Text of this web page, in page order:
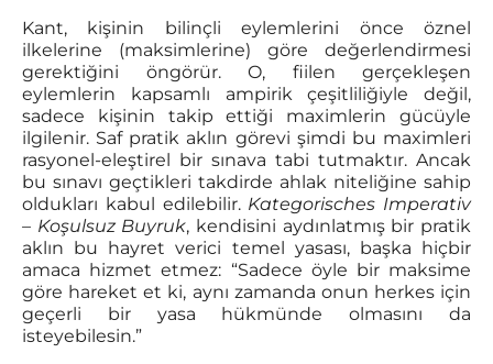
Kant, kişinin bilinçli eylemlerini önce öznel
ilkelerine (maksimlerine) göre değerlendirmesi
gerektiğini öngörür. O, fiilen gerçekleşen
eylemlerin kapsamlı ampirik çeşitliliğiyle değil,
sadece kişinin takip ettiği maximlerin gücüyle
ilgilenir. Saf pratik aklın görevi şimdi bu maximleri
rasyonel-eleştirel bir sınava tabi tutmaktır. Ancak
bu sınavı geçtikleri takdirde ahlak niteliğine sahip
oldukları kabul edilebilir. Kategorisches Imperativ
– Koşulsuz Buyruk, kendisini aydınlatmış bir pratik
aklın bu hayret verici temel yasası, başka hiçbir
amaca hizmet etmez: “Sadece öyle bir maksime
göre hareket et ki, aynı zamanda onun herkes için
geçerli bir yasa hükmünde olmasını da
isteyebilesin.”